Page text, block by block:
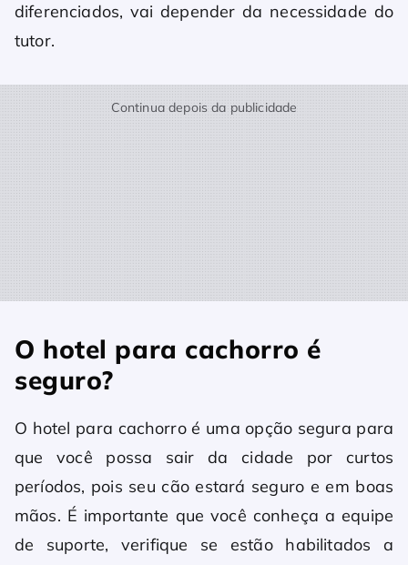
diferenciados, vai depender da necessidade do
tutor.
Continua depois da publicidade
O hotel para cachorro é
seguro?
O hotel para cachorro é uma opção segura para
que você possa sair da cidade por curtos
períodos, pois seu cão estará seguro e em boas
mãos. É importante que você conheça a equipe
de suporte, verifique se estão habilitados a